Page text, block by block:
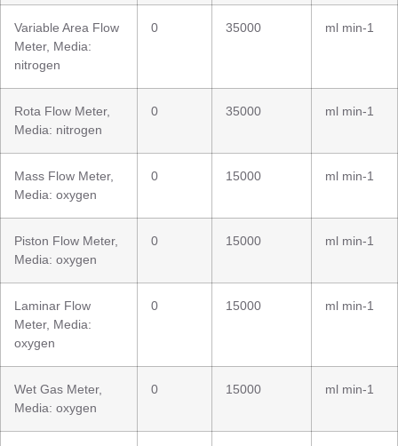
Variable Area Flow
Meter, Media:
nitrogen
0 35000 ml min-1
Rota Flow Meter,
Media: nitrogen
0 35000 ml min-1
Mass Flow Meter,
Media: oxygen
0 15000 ml min-1
Piston Flow Meter,
Media: oxygen
0 15000 ml min-1
Laminar Flow
Meter, Media:
oxygen
0 15000 ml min-1
Wet Gas Meter,
Media: oxygen
0 15000 ml min-1